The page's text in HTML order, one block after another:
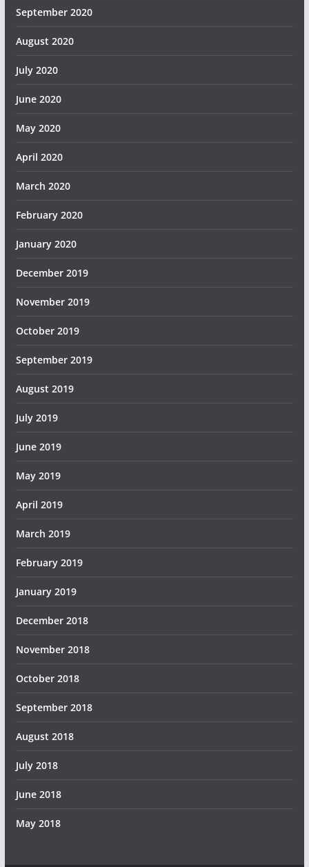
September 2020
August 2020
July 2020
June 2020
May 2020
April 2020
March 2020
February 2020
January 2020
December 2019
November 2019
October 2019
September 2019
August 2019
July 2019
June 2019
May 2019
April 2019
March 2019
February 2019
January 2019
December 2018
November 2018
October 2018
September 2018
August 2018
July 2018
June 2018
May 2018